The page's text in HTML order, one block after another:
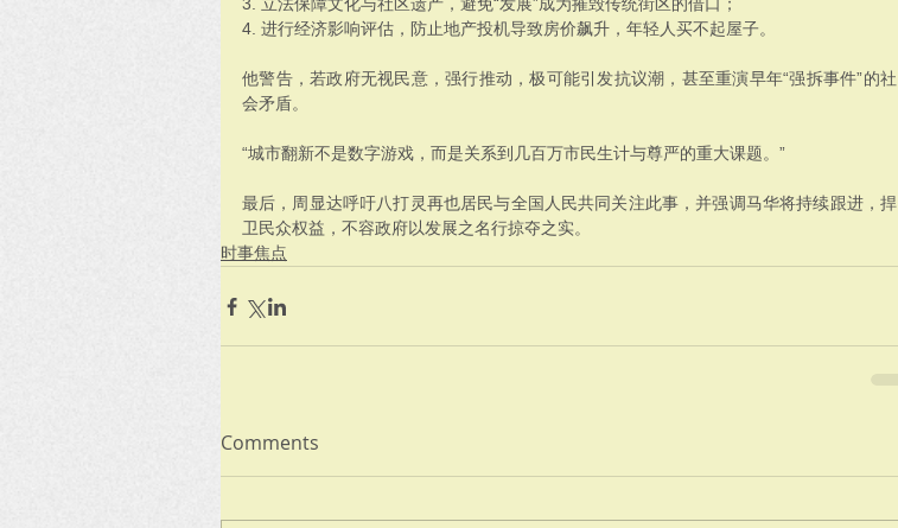
4. 进行经济影响评估，防止地产投机导致房价飙升，年轻人买不起屋子。
他警告，若政府无视民意，强行推动，极可能引发抗议潮，甚至重演早年“强拆事件”的社
会矛盾。
“城市翻新不是数字游戏，而是关系到几百万市民生计与尊严的重大课题。”
最后，周显达呼吁八打灵再也居民与全国人民共同关注此事，并强调马华将持续跟进，捍
卫民众权益，不容政府以发展之名行掠夺之实。
时事焦点
Comments